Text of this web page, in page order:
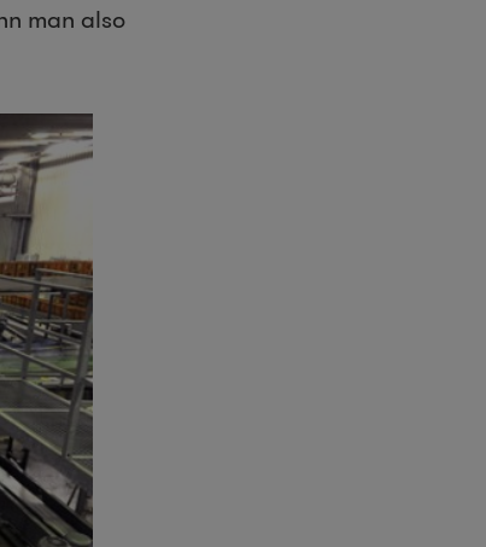
man also